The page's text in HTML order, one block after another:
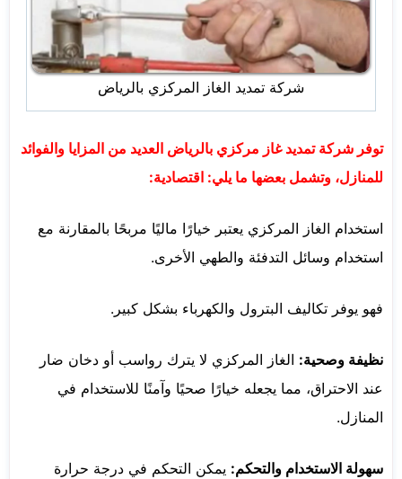
شركة تمديد الغاز المركزي بالرياض
توفر شركة تمديد غاز مركزي بالرياض العديد من المزايا والفوائد
للمنازل، وتشمل بعضها ما يلي: اقتصادية:
استخدام الغاز المركزي يعتبر خيارًا ماليًا مربحًا بالمقارنة مع
استخدام وسائل التدفئة والطهي الأخرى.
فهو يوفر تكاليف البترول والكهرباء بشكل كبير.
نظيفة وصحية: الغاز المركزي لا يترك رواسب أو دخان ضار
عند الاحتراق، مما يجعله خيارًا صحيًا وآمنًا للاستخدام في
المنازل.
سهولة الاستخدام والتحكم: يمكن التحكم في درجة حرارة